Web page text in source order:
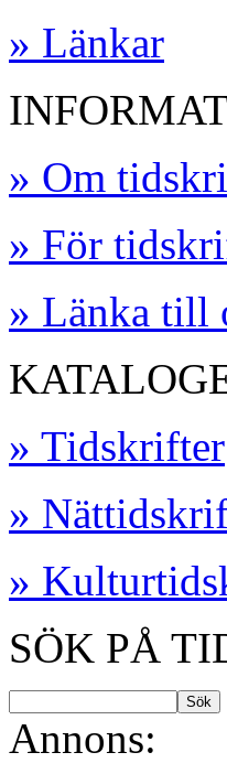
» Länkar
» Om
» För
» Länka till
» Tidskrifter
»
»
SÖK PÅ
Annons: